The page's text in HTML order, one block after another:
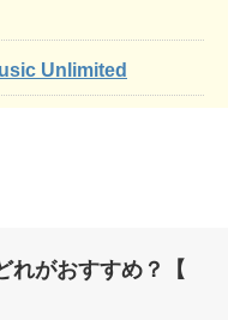
Unlimited
れがおすすめ？【